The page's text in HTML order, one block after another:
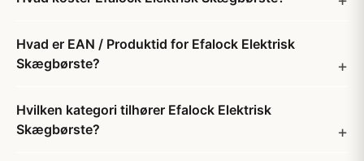
Hvad er EAN / Produktid for Efalock Elektrisk
Skægbørste?
Hvilken kategori tilhører Efalock Elektrisk
Skægbørste?